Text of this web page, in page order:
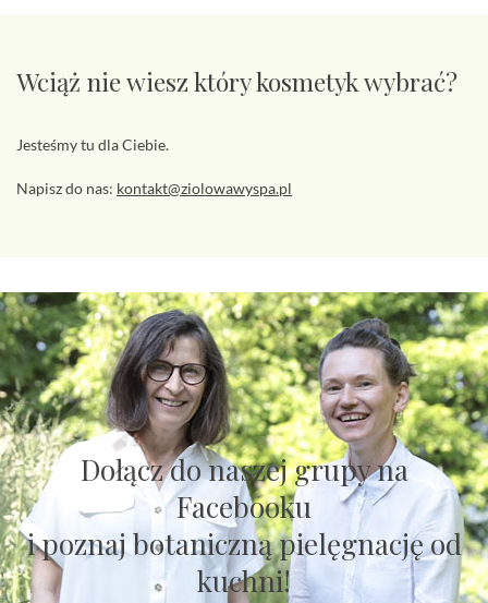
Wciąż nie wiesz który kosmetyk wybrać?
Jesteśmy tu dla Ciebie.
Napisz do nas: kontakt@ziolowawyspa.pl
Dołącz do naszej grupy na
Facebooku
i poznaj botaniczną pielęgnację od
kuchni!